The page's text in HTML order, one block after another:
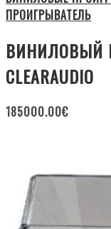
ПРОИГРЫВАТЕЛЬ
ВИНИЛОВЫЙ
CLEARAUDIO
185000.00€